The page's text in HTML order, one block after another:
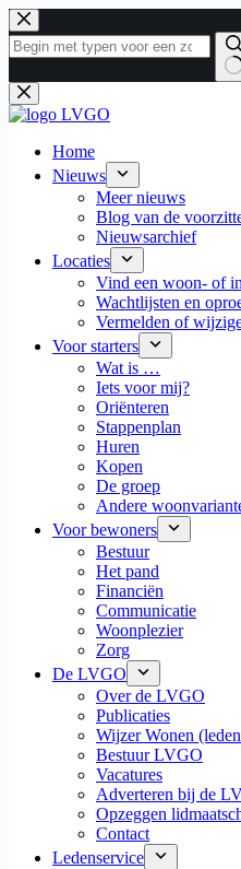
Ga
naar
de
Geen
resultaten
Home
Nieuws
Meer nieuws
Blog van de
Nieuwsarchief
Locaties
Vind een woon- of
Wachtlijsten en
Vermelden of
Voor starters
Wat is …
Iets voor mij?
Oriënteren
Stappenplan
Huren
Kopen
De groep
Andere
Voor bewoners
Bestuur
Het pand
Financiën
Communicatie
Woonplezier
Zorg
De LVGO
Over de LVGO
Publicaties
Wijzer Wonen
Bestuur LVGO
Vacatures
Adverteren bij de
Opzeggen
Contact
Ledenservice